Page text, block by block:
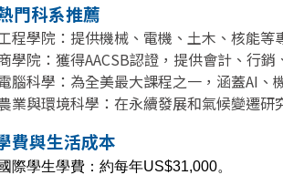
門科系推薦
程學院：提供機械、電機、土木、核能等
學院：獲得AACSB認證，提供會計、行銷
腦科學：為全美最大課程之一，涵蓋AI、
業與環境科學：在永續發展和氣候變遷研
費與生活成本
際學生學費：約每年US$31,000。